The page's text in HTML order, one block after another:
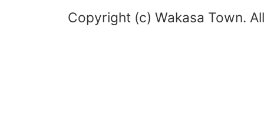
Copyright (c) Wakasa Town.